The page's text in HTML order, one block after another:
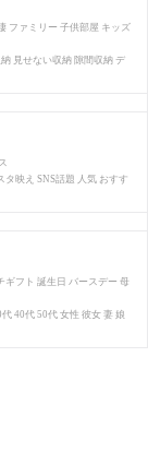
ファミリー 子供部屋 キッズ
見せない収納 隙間収納 デ
映え SNS話題 人気 おすす
ギフト 誕生日 バースデー 母
40代 50代 女性 彼女 妻 娘